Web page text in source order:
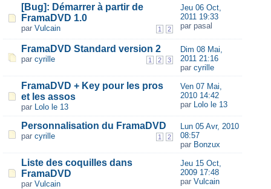
[Bug]: Démarrer à partir de
FramaDVD 1.0
1 2
par Vulcain
Jeu 06 Oct,
2011 19:33
par pasal
FramaDVD Standard version 2
1 2 3
par cyrille
Dim 08 Mai,
2011 21:16
par cyrille
FramaDVD + Key pour les pros
et les assos
par Lolo le 13
Ven 07 Mai,
2010 14:42
par Lolo le 13
Personnalisation du FramaDVD
1 2
par cyrille
Lun 05 Avr, 2010
08:57
par Bonzux
Liste des coquilles dans
FramaDVD
par Vulcain
Jeu 15 Oct,
2009 17:48
par Vulcain